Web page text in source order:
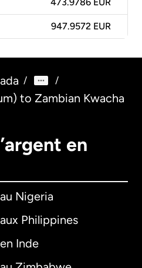
473.9786 EUR
947.9572 EUR
/ /
to Zambian Kwacha
en
Nigeria
Philippines
Inde